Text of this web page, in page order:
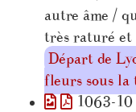
autre âme /
très raturé et
Départ de
fleurs sous
1063-